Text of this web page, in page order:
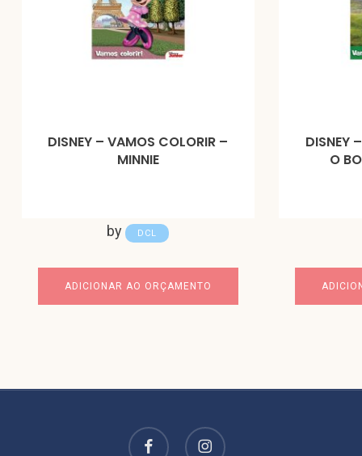
DISNEY – VAMOS COLORIR –
MINNIE
by DCL
ADICIONAR AO ORÇAMENTO
DISNEY
O
facebook instagram